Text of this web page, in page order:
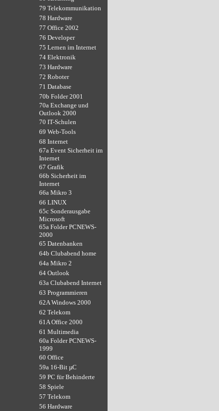
79 Telekommunikation
78 Hardware
77 Office 2002
76 Developer
75 Lernen im Internet
74 Elektronik
73 Hardware
72 Roboter
71 Database
70b Folder 2001
70a Exchange und
Outlook 2000
70 IT-Schulen
69 Web-Tools
68 Internet
67a Event Sicherheit im
Internet
67 Grafik
66b Sicherheit im
Internet
66a Mikro 3
66 LINUX
65c Sonderausgabe
Microsoft
65a Folder PCNEWS-
2000
65 Datenbanken
64b Clubabend home
64a Mikro 2
64 Outlook
63a Clubabend Internet
63 Programmieren
62A Windows 2000
62 Telekom
61A Office 2000
61 Multimedia
60a Folder PCNEWS-
1999
60 Office
59a 16-Bit µC
59 PC für Behinderte
58 Spiele
57 Telekom
56 Hardware